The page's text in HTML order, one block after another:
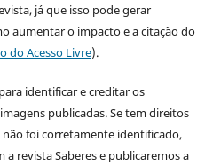
já que isso pode gerar
aumentar o impacto e a citação do
do Acesso Livre).
identificar e creditar os
publicadas. Se tem direitos
foi corretamente identificado,
revista Saberes e publicaremos a